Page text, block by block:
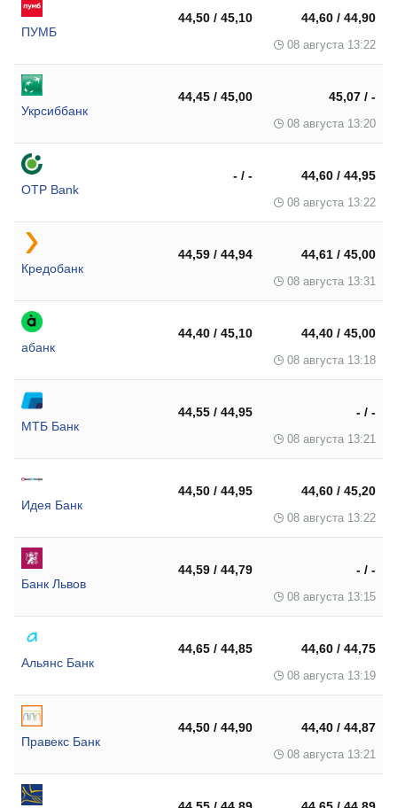
ПУМБ
44,50 / 45,10 44,60 / 44,90
08 августа 13:22
Укрсиббанк
44,45 / 45,00 45,07 / -
08 августа 13:20
OTP Bank
- / - 44,60 / 44,95
08 августа 13:22
Кредобанк
44,59 / 44,94 44,61 / 45,00
08 августа 13:31
абанк
44,40 / 45,10 44,40 / 45,00
08 августа 13:18
МТБ Банк
44,55 / 44,95 - / -
08 августа 13:21
Идея Банк
44,50 / 44,95 44,60 / 45,20
08 августа 13:22
Банк Львов
44,59 / 44,79 - / -
08 августа 13:15
Альянс Банк
44,65 / 44,85 44,60 / 44,75
08 августа 13:19
Правекс Банк
44,50 / 44,90 44,40 / 44,87
08 августа 13:21